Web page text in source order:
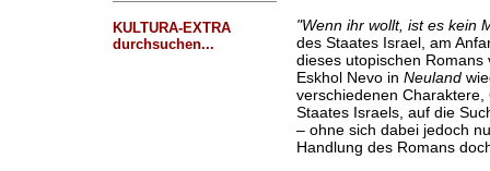
KULTURA-EXTRA
durchsuchen...
"Wenn ihr wollt, ist es kein
des Staates Israel, am
dieses utopischen
Eskhol Nevo in Neuland
verschiedenen
Staates Israels, auf die
– ohne sich dabei jedoch
Handlung des Romans